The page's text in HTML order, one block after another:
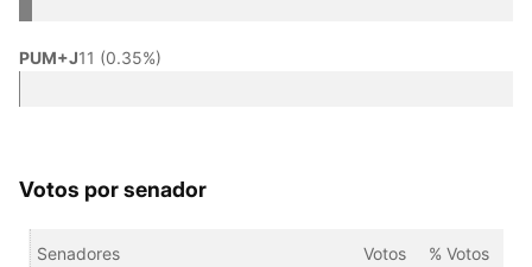
PUM+J11 (0.35%)
Votos por senador
Senadores Votos % Votos